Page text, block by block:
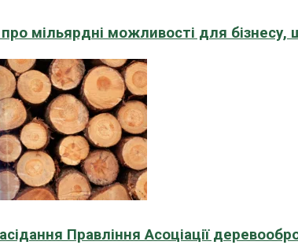
мільярдні можливості для
Правління Асоціації